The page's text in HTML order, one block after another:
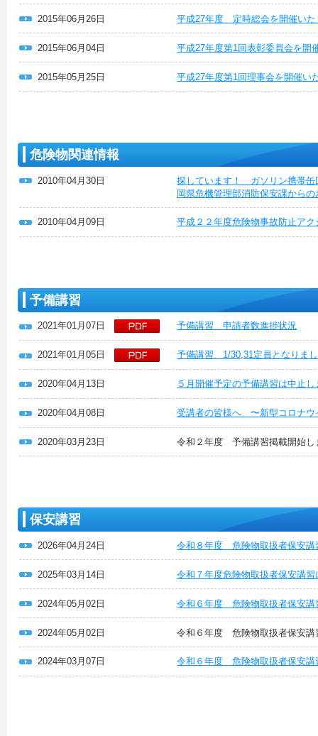
2015年06月26日 平成27年度 定時総会を開催いた
2015年06月04日 平成27年度第1回表彰委員会を開
2015年05月25日 平成27年度第1回理事会を開催い
危険物関連情報
2010年04月30日
探しています！ ガソリン携帯缶
岡県危機管理部消防保安課から
2010年04月09日 平成２２年度危険物事故防止ア
予備講習
2021年01月07日 予備講習 申請者数進捗状況
2021年01月05日 予備講習 1/30,31定員となりま
2020年04月13日 ５月開催予定の予備講習は中止し
2020年04月08日 受講者の皆様へ 〜新型コロナウ
2020年03月23日 令和２年度 予備講習掲載開始
保安講習
2026年04月24日 令和８年度 危険物取扱者保安講
2025年03月14日 令和７年度危険物取扱者保安講習
2024年05月02日 令和６年度 危険物取扱者保安講
2024年05月02日 令和６年度 危険物取扱者保安講
2024年03月07日 令和６年度 危険物取扱者保安講